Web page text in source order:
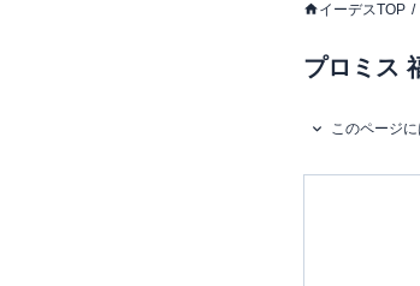
イーデスTOP
プロミス
このページ